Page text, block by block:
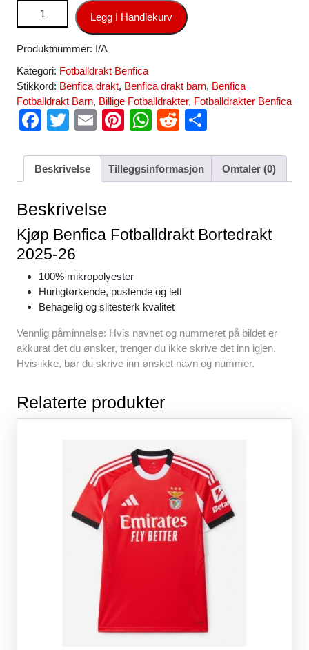
Kjøp Benfica Fotballdrakt Bortedrakt 2025-26 antall
Legg I Handlekurv
Produktnummer: I/A
Kategori: Fotballdrakt Benfica
Stikkord: Benfica drakt, Benfica drakt barn, Benfica
Fotballdrakt Barn, Billige Fotballdrakter, Fotballdrakter Benfica
F
c
b
o
o
k
T
tt
E
ail
Pi
er
e
W
at
s
p
R
d
di
ar
e
Beskrivelse Tilleggsinformasjon Omtaler (0)
Beskrivelse
Kjøp Benfica Fotballdrakt Bortedrakt
2025-26
100% mikropolyester
Hurtigtørkende, pustende og lett
Behagelig og slitesterk kvalitet
Vennlig påminnelse: Hvis navnet og nummeret på bildet er
akkurat det du ønsker, trenger du ikke skrive det inn igjen.
Hvis ikke, bør du skrive inn ønsket navn og nummer.
Relaterte produkter